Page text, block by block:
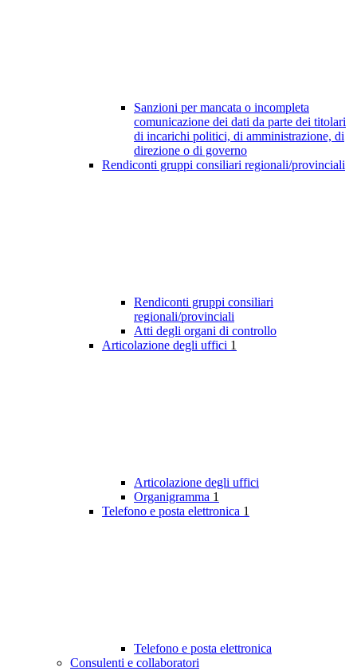
Sanzioni per mancata o incompleta
comunicazione dei dati da parte dei titolari
di incarichi politici, di amministrazione, di
direzione o di governo
Rendiconti gruppi consiliari regionali/provinciali
Rendiconti gruppi consiliari
regionali/provinciali
Atti degli organi di controllo
Articolazione degli uffici 1
Articolazione degli uffici
Organigramma 1
Telefono e posta elettronica 1
Telefono e posta elettronica
Consulenti e collaboratori